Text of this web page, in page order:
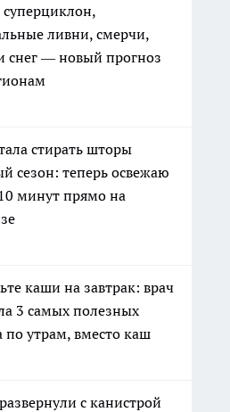
ливни, смерчи,
снег — новый прогноз
стирать шторы
сезон: теперь освежаю
минут прямо на
каши на завтрак: врач
3 самых полезных
по утрам, вместо каш
с канистрой